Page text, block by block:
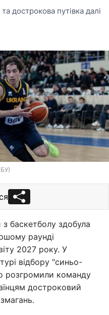
дострокова путівка далі
з баскетболу здобула
раунді
2027 року. У
відбору "синьо-
розгромили команду
достроковий